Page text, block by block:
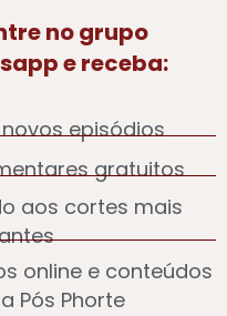
no grupo
e receba:
episódios
gratuitos
aos cortes mais
online e conteúdos
Pós Phorte